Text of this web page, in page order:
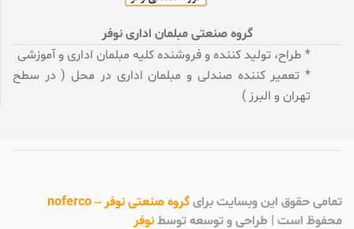
گروه صنعتی مبلمان اداری نوفر
* طراح، تولید کننده و فروشنده کلیه مبلمان اداری و آموزشی
* تعمیر کننده صندلی و مبلمان اداری در محل ( در سطح
تهران و البرز )
تمامیحقوق این وبسایت برایگروه صنعتی نوفر – noferco
محفوظ است | طراحی و توسعه توسطنوفر